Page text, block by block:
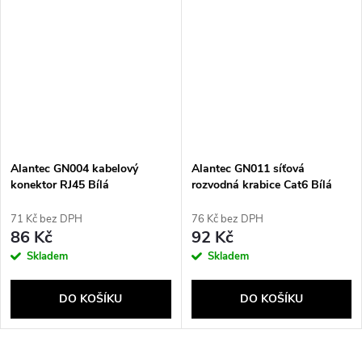
Alantec GN004 kabelový
konektor RJ45 Bílá
71 Kč bez DPH
86 Kč
Skladem
DO KOŠÍKU
Alantec GN011 síťová
rozvodná krabice Cat6 Bílá
76 Kč bez DPH
92 Kč
Skladem
DO KOŠÍKU